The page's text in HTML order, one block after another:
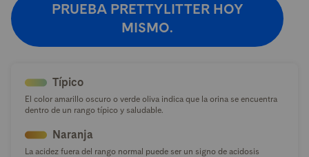
PRUEBA PRETTYLITTER HOY
MISMO.
Típico
El color amarillo oscuro o verde oliva indica que la orina se encuentra
dentro de un rango típico y saludable.
Naranja
La acidez fuera del rango normal puede ser un signo de acidosis